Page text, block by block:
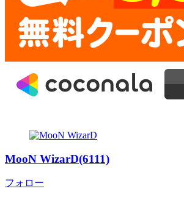
MooN WizarD(6111)
フォロー